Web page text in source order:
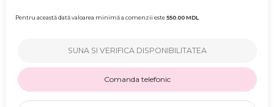
Pentru această dată valoarea minimă a comenzii este550.00MDL
SUNA SI VERIFICA DISPONIBILITATEA
Comanda telefonic